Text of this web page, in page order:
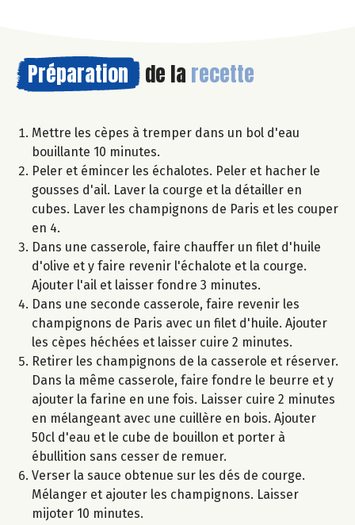
Préparation de la recette
Mettre les cèpes à tremper dans un bol d'eau
bouillante 10 minutes.
Peler et émincer les échalotes. Peler et hacher le
gousses d'ail. Laver la courge et la détailler en
cubes. Laver les champignons de Paris et les couper
en 4.
Dans une casserole, faire chauffer un filet d'huile
d'olive et y faire revenir l'échalote et la courge.
Ajouter l'ail et laisser fondre 3 minutes.
Dans une seconde casserole, faire revenir les
champignons de Paris avec un filet d'huile. Ajouter
les cèpes héchées et laisser cuire 2 minutes.
Retirer les champignons de la casserole et réserver.
Dans la même casserole, faire fondre le beurre et y
ajouter la farine en une fois. Laisser cuire 2 minutes
en mélangeant avec une cuillère en bois. Ajouter
50cl d'eau et le cube de bouillon et porter à
ébullition sans cesser de remuer.
Verser la sauce obtenue sur les dés de courge.
Mélanger et ajouter les champignons. Laisser
mijoter 10 minutes.